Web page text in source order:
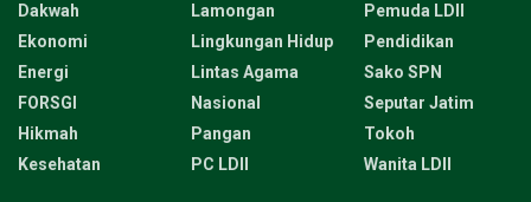
Dakwah
Ekonomi
Energi
FORSGI
Hikmah
Kesehatan
Lamongan
Lingkungan Hidup
Lintas Agama
Nasional
Pangan
PC LDII
Pemuda LDII
Pendidikan
Sako SPN
Seputar Jatim
Tokoh
Wanita LDII